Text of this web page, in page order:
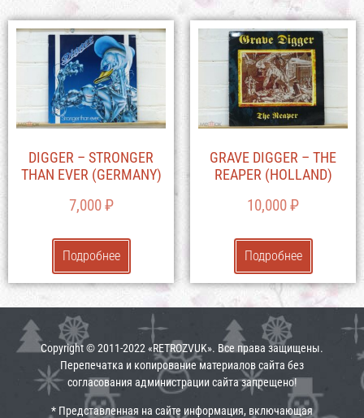
DIGGER – STRONGER
THAN EVER (GERMANY)
7,000₽
Подробнее
GRAVE DIGGER – THE
REAPER (HOLLAND)
10,000₽
Подробнее
Copyright © 2011-2022 «RETROZVUK». Все права защищены.
Перепечатка и копирование материалов сайта без
согласования администрации сайта запрещено!
* Представленная на сайте информация, включающая